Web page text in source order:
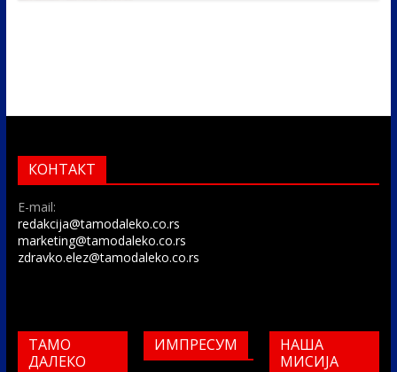
КОНТАКТ
E-mail:
redakcija@tamodaleko.co.rs
marketing@tamodaleko.co.rs
zdravko.elez@tamodaleko.co.rs
ТАМО
ДАЛЕКО
ИМПРЕСУМ
НАША
МИСИЈА